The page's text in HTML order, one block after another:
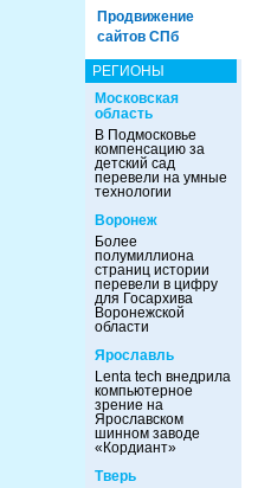
Продвижение
сайтов СПб
РЕГИОНЫ
Московская
область
В Подмосковье
компенсацию за
детский сад
перевели на умные
технологии
Воронеж
Более
полумиллиона
страниц истории
перевели в цифру
для Госархива
Воронежской
области
Ярославль
Lenta tech внедрила
компьютерное
зрение на
Ярославском
шинном заводе
«Кордиант»
Тверь